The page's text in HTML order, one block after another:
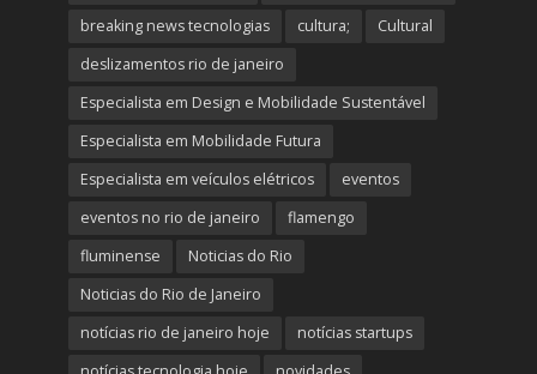
breaking news tecnologias
cultura;
Cultural
deslizamentos rio de janeiro
Especialista em Design e Mobilidade Sustentável
Especialista em Mobilidade Futura
Especialista em veículos elétricos
eventos
eventos no rio de janeiro
flamengo
fluminense
Noticias do Rio
Noticias do Rio de Janeiro
notícias rio de janeiro hoje
notícias startups